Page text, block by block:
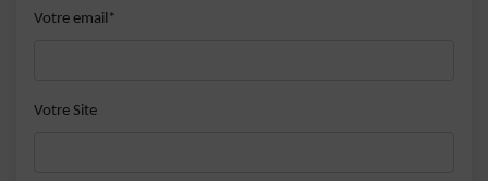
Votre email*
Votre Site